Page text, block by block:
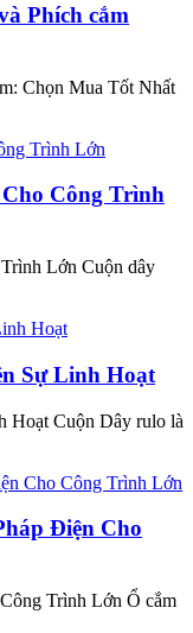
Phích cắm
Chọn Mua Tốt Nhất
Công Trình
Lớn Cuộn dây
Sự Linh Hoạt
Hoạt Cuộn Dây rulo là
Điện Cho
Trình Lớn Ổ cắm